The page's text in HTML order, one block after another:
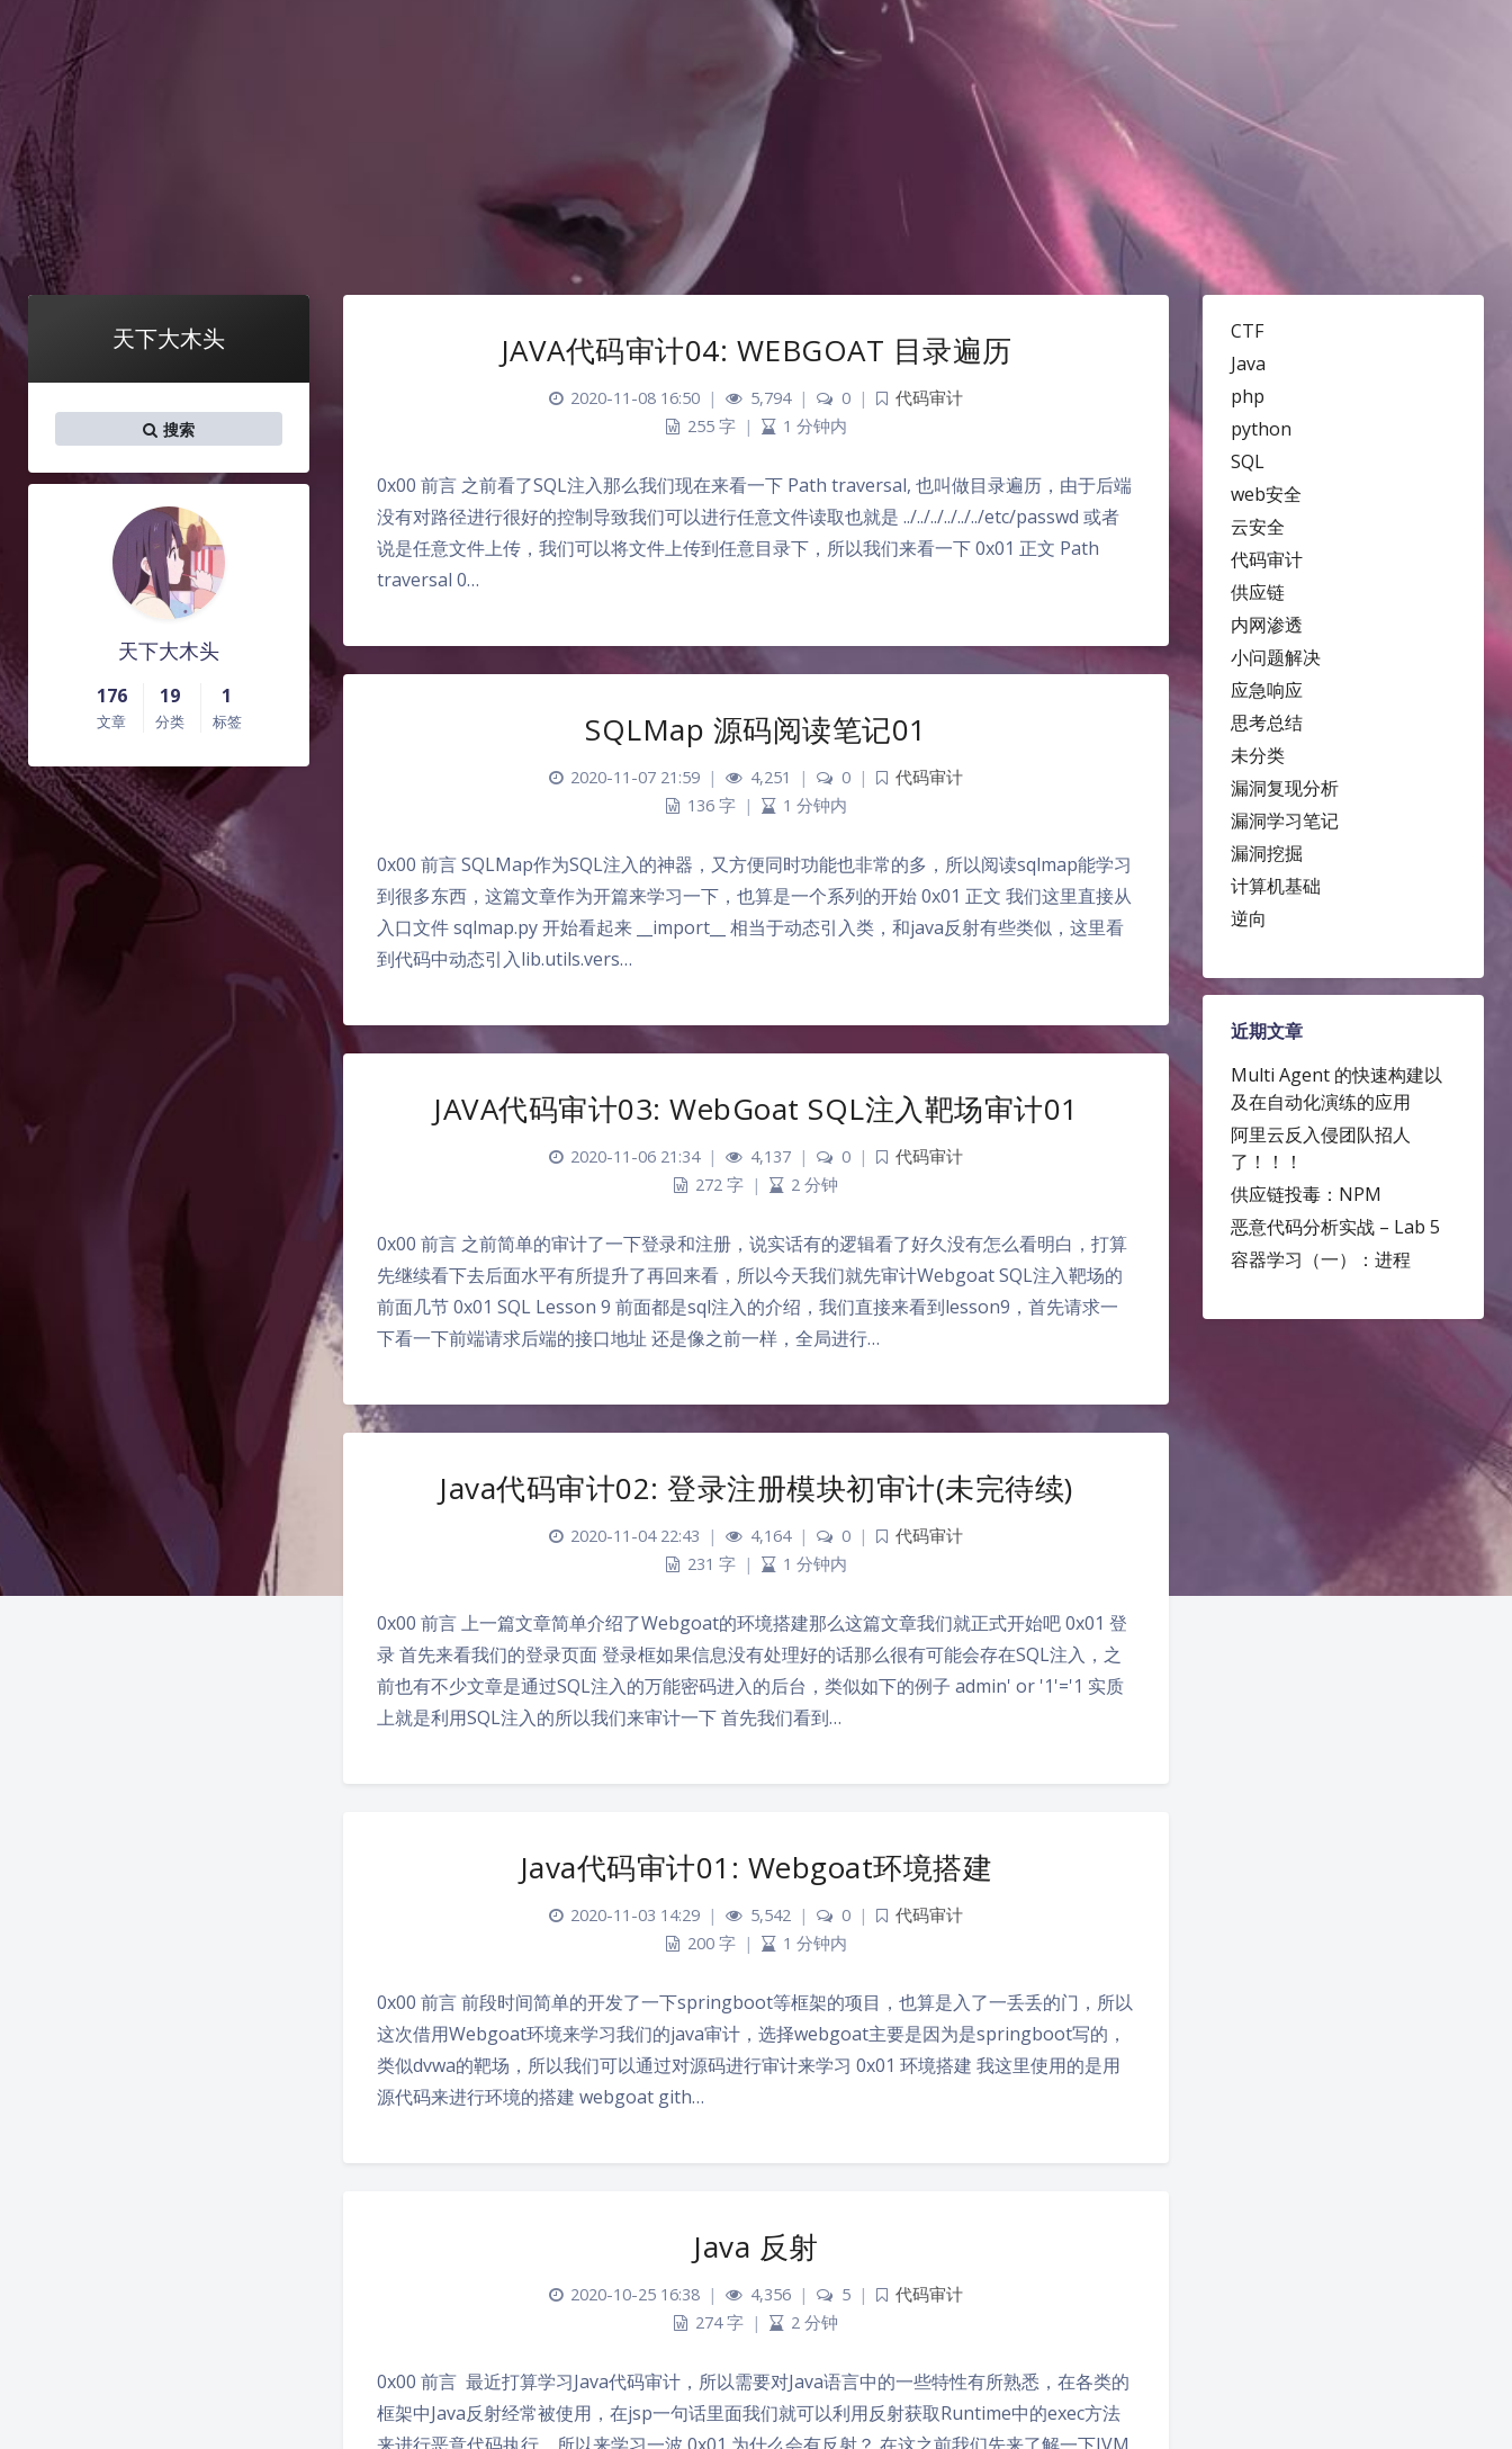
天下大木头
搜索
天下大木头
176
文章
19
分类
1
标签
CTF
Java
php
python
SQL
web安全
云安全
代码审计
供应链
内网渗透
小问题解决
应急响应
思考总结
未分类
漏洞复现分析
漏洞学习笔记
漏洞挖掘
计算机基础
逆向
近期文章
Multi Agent 的快速构建以
及在自动化演练的应用
阿里云反入侵团队招人
了！！！
供应链投毒：NPM
恶意代码分析实战 – Lab 5
容器学习（一）：进程
JAVA代码审计04: WEBGOAT 目录遍历
2020-11-08 16:50 | 5,794 | 0 |
代码审计
255 字
| 1 分钟内
0x00 前言 之前看了SQL注入那么我们现在来看一下 Path traversal, 也叫做目录遍历，由于后端
没有对路径进行很好的控制导致我们可以进行任意文件读取也就是 ../../../../../../etc/passwd 或者
说是任意文件上传，我们可以将文件上传到任意目录下，所以我们来看一下 0x01 正文 Path
traversal 0…
SQLMap 源码阅读笔记01
2020-11-07 21:59 | 4,251 | 0 |
代码审计
136 字
| 1 分钟内
0x00 前言 SQLMap作为SQL注入的神器，又方便同时功能也非常的多，所以阅读sqlmap能学习
到很多东西，这篇文章作为开篇来学习一下，也算是一个系列的开始 0x01 正文 我们这里直接从
入口文件 sqlmap.py 开始看起来 __import__ 相当于动态引入类，和java反射有些类似，这里看
到代码中动态引入lib.utils.vers…
JAVA代码审计03: WebGoat SQL注入靶场审计01
2020-11-06 21:34 | 4,137 | 0 |
代码审计
272 字 | 2 分钟
0x00 前言 之前简单的审计了一下登录和注册，说实话有的逻辑看了好久没有怎么看明白，打算
先继续看下去后面水平有所提升了再回来看，所以今天我们就先审计Webgoat SQL注入靶场的
前面几节 0x01 SQL Lesson 9 前面都是sql注入的介绍，我们直接来看到lesson9，首先请求一
下看一下前端请求后端的接口地址 还是像之前一样，全局进行…
Java代码审计02: 登录注册模块初审计(未完待续)
2020-11-04 22:43 | 4,164 | 0 |
代码审计
231 字
| 1 分钟内
0x00 前言 上一篇文章简单介绍了Webgoat的环境搭建那么这篇文章我们就正式开始吧 0x01 登
录 首先来看我们的登录页面 登录框如果信息没有处理好的话那么很有可能会存在SQL注入，之
前也有不少文章是通过SQL注入的万能密码进入的后台，类似如下的例子 admin' or '1'='1 实质
上就是利用SQL注入的所以我们来审计一下 首先我们看到…
Java代码审计01: Webgoat环境搭建
2020-11-03 14:29 | 5,542 | 0 |
代码审计
200 字
| 1 分钟内
0x00 前言 前段时间简单的开发了一下springboot等框架的项目，也算是入了一丢丢的门，所以
这次借用Webgoat环境来学习我们的java审计，选择webgoat主要是因为是springboot写的，
类似dvwa的靶场，所以我们可以通过对源码进行审计来学习 0x01 环境搭建 我这里使用的是用
源代码来进行环境的搭建 webgoat gith…
Java 反射
2020-10-25 16:38 | 4,356 | 5 |
代码审计
274 字 | 2 分钟
0x00 前言 ​ 最近打算学习Java代码审计，所以需要对Java语言中的一些特性有所熟悉，在各类的
框架中Java反射经常被使用，在jsp一句话里面我们就可以利用反射获取Runtime中的exec方法